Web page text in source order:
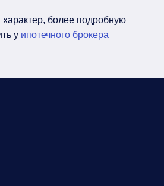
более подробную
у ипотечного брокера